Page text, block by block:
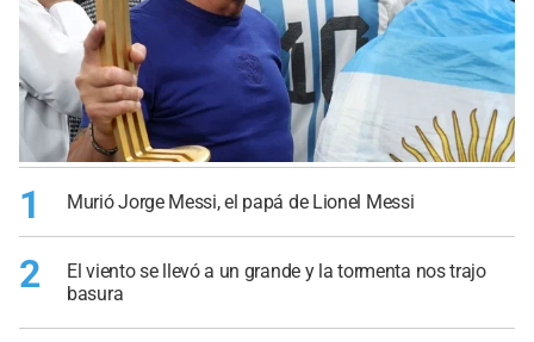
1 Murió Jorge Messi, el papá de Lionel Messi
2
El viento se llevó a un grande y la tormenta nos trajo
basura